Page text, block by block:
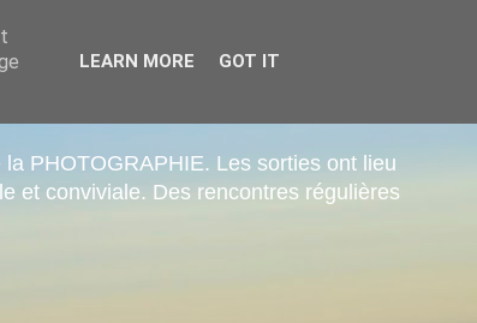
PHOTOGRAPHIE. Les sorties ont lieu
et conviviale. Des rencontres régulières
LEARN MORE GOT IT